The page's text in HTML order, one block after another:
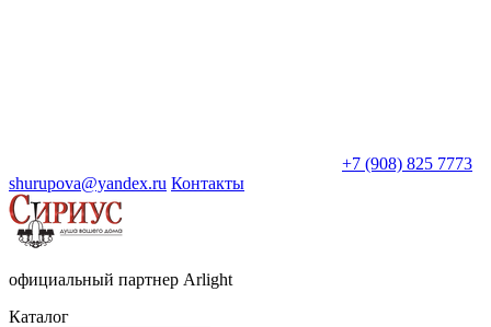
+7 (908) 825 7773
shurupova@yandex.ru Контакты
официальный партнер Arlight
Каталог